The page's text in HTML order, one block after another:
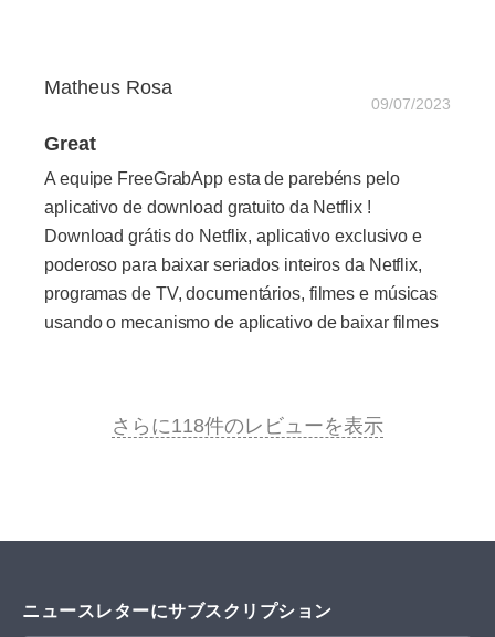
Matheus Rosa
09/07/2023
Great
A equipe FreeGrabApp esta de parebéns pelo
aplicativo de download gratuito da Netflix !
Download grátis do Netflix, aplicativo exclusivo e
poderoso para baixar seriados inteiros da Netflix,
programas de TV, documentários, filmes e músicas
usando o mecanismo de aplicativo de baixar filmes
さらに118件のレビューを表示
ニュースレターにサブスクリプション